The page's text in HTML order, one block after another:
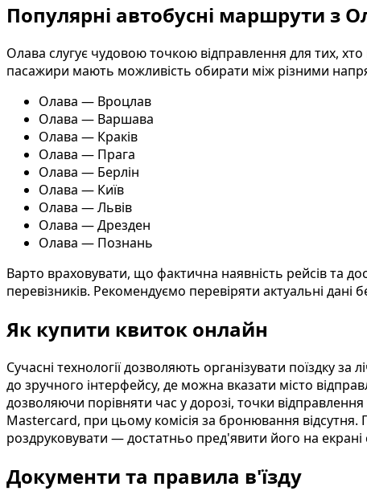
Популярні автобусні маршрути з
Олава слугує чудовою точкою відправлення для тих, хто
пасажири мають можливість обирати між різними
Олава — Вроцлав
Олава — Варшава
Олава — Краків
Олава — Прага
Олава — Берлін
Олава — Київ
Олава — Львів
Олава — Дрезден
Олава — Познань
Варто враховувати, що фактична наявність рейсів та
перевізників. Рекомендуємо перевіряти актуальні
Як купити квиток онлайн
Сучасні технології дозволяють організувати поїздку
до зручного інтерфейсу, де можна вказати місто
дозволяючи порівняти час у дорозі, точки
Mastercard, при цьому комісія за бронювання
роздруковувати — достатньо пред'явити його на
Документи та правила в'їзду